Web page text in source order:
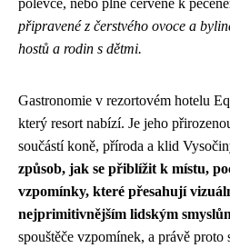
polévce, nebo plné červené k
připravené z čerstvého ovoce a
hostů a rodin s dětmi.
Gastronomie v rezortovém hotelu
který resort nabízí. Je jeho
součástí koně, příroda a klid
způsob, jak se přiblížit k místu,
vzpomínky, které přesahují
nejprimitivnějším lidským
spouštěče vzpomínek, a právě